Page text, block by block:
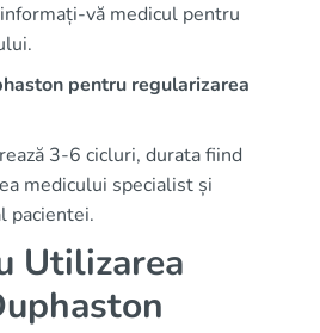
vă medicul pentru
pentru regularizarea
3-6 cicluri, durata fiind
medicului specialist și
pacientei.
Utilizarea